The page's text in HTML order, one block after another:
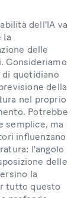
dell'IA va
la
delle
Consideriamo
di quotidiano
della
nel proprio
Potrebbe
semplice, ma
influenzano
l'angolo
delle
la
tutto questo